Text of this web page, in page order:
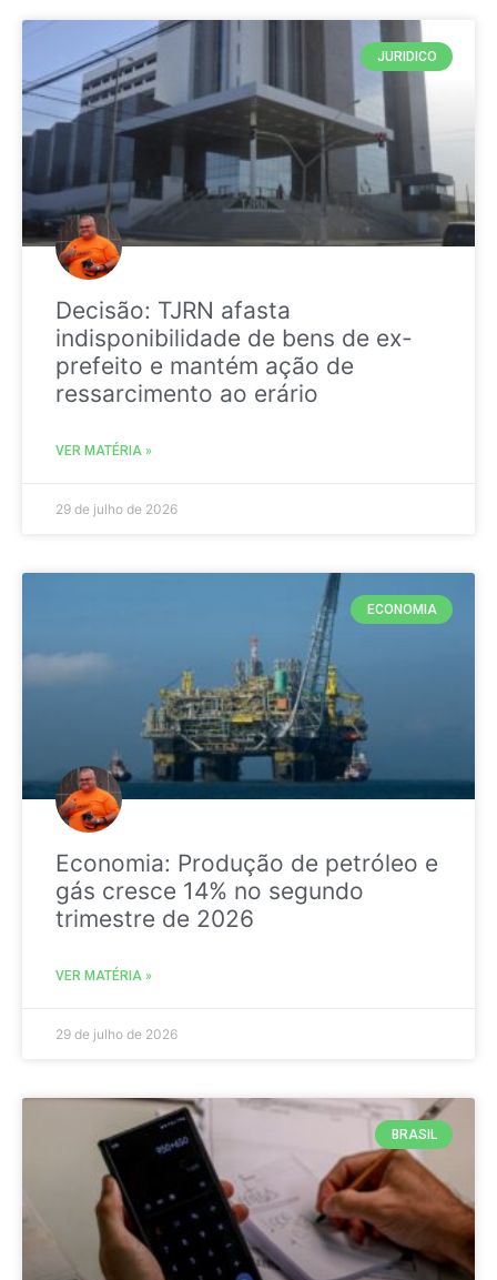
JURIDICO
Decisão: TJRN afasta
indisponibilidade de bens de ex-
prefeito e mantém ação de
ressarcimento ao erário
VER MATÉRIA »
29 de julho de 2026
ECONOMIA
Economia: Produção de petróleo e
gás cresce 14% no segundo
trimestre de 2026
VER MATÉRIA »
29 de julho de 2026
BRASIL